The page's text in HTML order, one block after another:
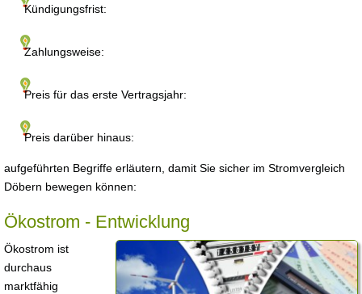
Kündigungsfrist:
Zahlungsweise:
Preis für das erste Vertragsjahr:
Preis darüber hinaus:
aufgeführten Begriffe erläutern, damit Sie sicher im Stromvergleich
Döbern bewegen können:
Ökostrom - Entwicklung
Ökostrom ist
durchaus
marktfähig